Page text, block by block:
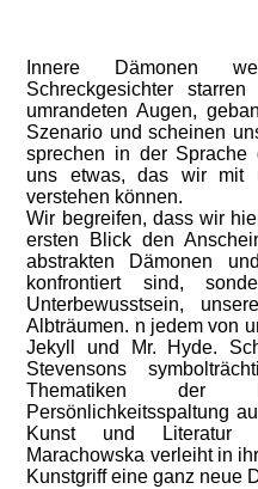
Innere Dämonen
Schreckgesichter
umrandeten Augen,
Szenario und scheinen
sprechen in der Sprache
uns etwas, das wir mit
verstehen können.
Wir begreifen, dass wir
ersten Blick den
abstrakten Dämonen
konfrontiert sind,
Unterbewusstsein,
Albträumen. n jedem von
Jekyll und Mr. Hyde.
Stevensons
Thematiken der
Persönlichkeitsspaltung
Kunst und Literatur
Marachowska verleiht in
Kunstgriff eine ganz neue